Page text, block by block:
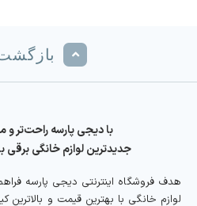
بازگشت
با دیجی پارسه راحت‌تر و
جدیدترین لوازم خانگی
هدف فروشگاه اینترنتی دیجی پارسه
لوازم خانگی با بهترین قیمت و